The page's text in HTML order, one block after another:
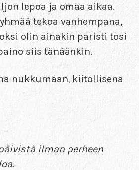
lepoa ja omaa aikaa.
tekoa vanhempana,
olin ainakin paristi tosi
siis tänäänkin.
nukkumaan, kiitollisena
ilman perheen